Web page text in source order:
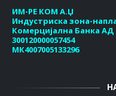
ИМ-РЕ КОМ А.Џ
Индустриска зона-
Комерцијална Банка АД
300120000057454
МК4007005133296